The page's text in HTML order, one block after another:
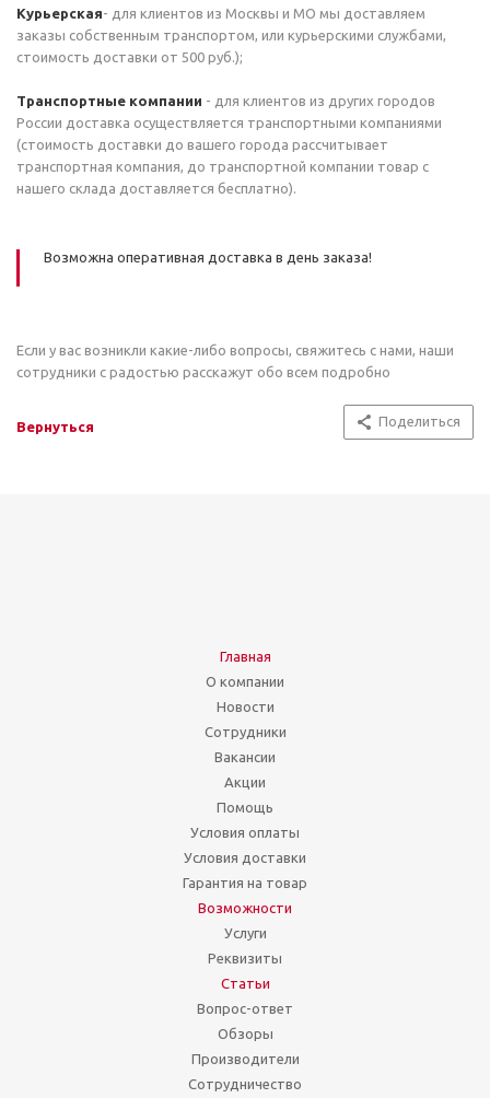
Курьерская- для клиентов из Москвы и МО мы доставляем
заказы собственным транспортом, или курьерскими службами,
стоимость доставки от 500 руб.);
Транспортные компании - для клиентов из других городов
России доставка осуществляется транспортными компаниями
(стоимость доставки до вашего города рассчитывает
транспортная компания, до транспортной компании товар с
нашего склада доставляется бесплатно).
Возможна оперативная доставка в день заказа!
Если у вас возникли какие-либо вопросы, свяжитесь с нами, наши
сотрудники с радостью расскажут обо всем подробно
Вернуться Поделиться
Главная
О компании
Новости
Сотрудники
Вакансии
Акции
Помощь
Условия оплаты
Условия доставки
Гарантия на товар
Возможности
Услуги
Реквизиты
Статьи
Вопрос-ответ
Обзоры
Производители
Сотрудничество